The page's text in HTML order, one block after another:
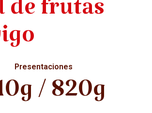
de frutas
Presentaciones
/ 820g